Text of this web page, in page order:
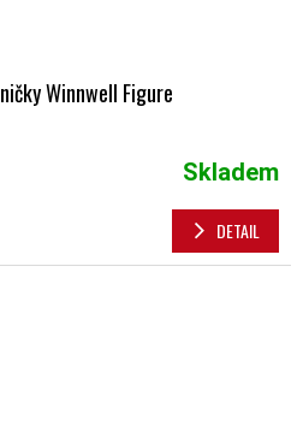
Winnwell Figure
Skladem
DETAIL